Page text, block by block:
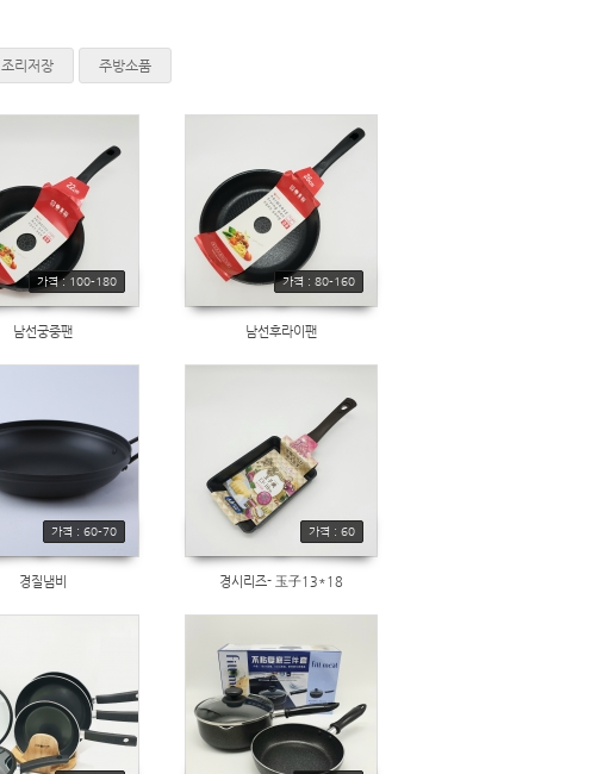
조리저장 주방소품
가격 : 100-180
남선궁중팬
가격 : 80-160
남선후라이팬
가격 : 60-70
경질냄비
가격 : 60
경시리즈- 玉子13*18